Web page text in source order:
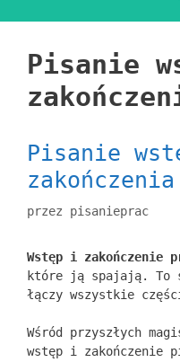
Pisanie
Pisanie
zakończenia
przez pisanieprac
Wstęp i zakończenie
które ją spajają. To
łączy wszystkie
Wśród przyszłych
wstęp i zakończenie